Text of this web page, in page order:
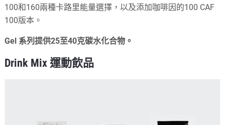
100和160兩種卡路里能量選擇，以及添加咖啡因的100 CAF
100版本。
Gel 系列提供25至40克碳水化合物。
Drink Mix 運動飲品